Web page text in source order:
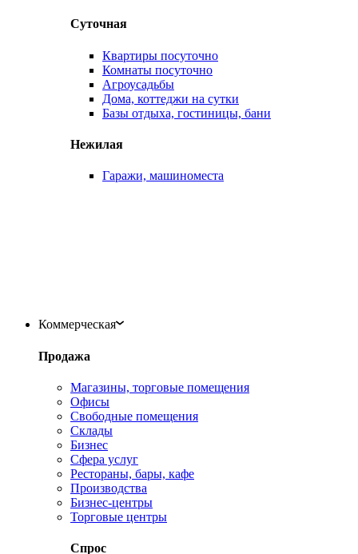
Суточная
Квартиры посуточно
Комнаты посуточно
Агроусадьбы
Дома, коттеджи на сутки
Базы отдыха, гостиницы, бани
Нежилая
Гаражи, машиноместа
Коммерческая
Продажа
Магазины, торговые помещения
Офисы
Свободные помещения
Склады
Бизнес
Сфера услуг
Рестораны, бары, кафе
Производства
Бизнес-центры
Торговые центры
Спрос